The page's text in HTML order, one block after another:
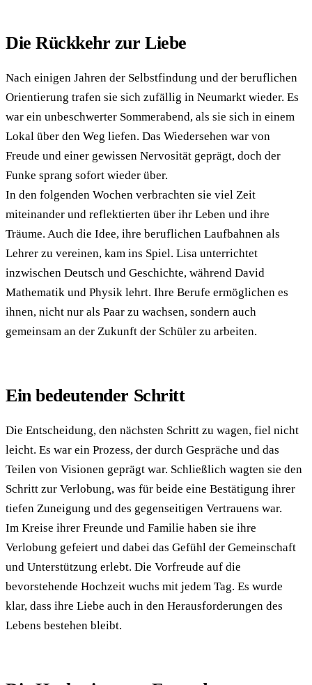
Die Rückkehr zur Liebe
Nach einigen Jahren der Selbstfindung und der beruflichen
Orientierung trafen sie sich zufällig in Neumarkt wieder. Es
war ein unbeschwerter Sommerabend, als sie sich in einem
Lokal über den Weg liefen. Das Wiedersehen war von
Freude und einer gewissen Nervosität geprägt, doch der
Funke sprang sofort wieder über.
In den folgenden Wochen verbrachten sie viel Zeit
miteinander und reflektierten über ihr Leben und ihre
Träume. Auch die Idee, ihre beruflichen Laufbahnen als
Lehrer zu vereinen, kam ins Spiel. Lisa unterrichtet
inzwischen Deutsch und Geschichte, während David
Mathematik und Physik lehrt. Ihre Berufe ermöglichen es
ihnen, nicht nur als Paar zu wachsen, sondern auch
gemeinsam an der Zukunft der Schüler zu arbeiten.
Ein bedeutender Schritt
Die Entscheidung, den nächsten Schritt zu wagen, fiel nicht
leicht. Es war ein Prozess, der durch Gespräche und das
Teilen von Visionen geprägt war. Schließlich wagten sie den
Schritt zur Verlobung, was für beide eine Bestätigung ihrer
tiefen Zuneigung und des gegenseitigen Vertrauens war.
Im Kreise ihrer Freunde und Familie haben sie ihre
Verlobung gefeiert und dabei das Gefühl der Gemeinschaft
und Unterstützung erlebt. Die Vorfreude auf die
bevorstehende Hochzeit wuchs mit jedem Tag. Es wurde
klar, dass ihre Liebe auch in den Herausforderungen des
Lebens bestehen bleibt.